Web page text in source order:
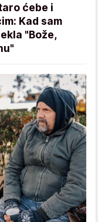
ćebe i
Kad sam
"Bože,